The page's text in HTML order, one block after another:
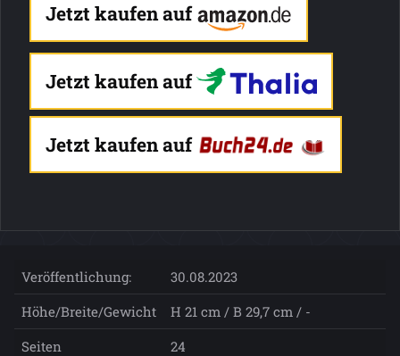
Jetzt kaufen auf
Jetzt kaufen auf
Jetzt kaufen auf
Veröffentlichung:
30.08.2023
Höhe/Breite/Gewicht
H 21 cm / B 29,7 cm / -
Seiten
24